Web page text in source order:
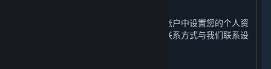
此外，您还可以通过平台客户端在您的账户中设置您的个人资
料公开事宜或通过本政策第十条列明的联系方式与我们联系设